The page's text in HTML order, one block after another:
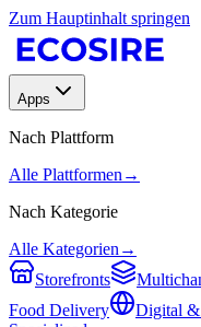
Zum Hauptinhalt springen
Apps
Nach Plattform
Alle Plattformen →
Nach Kategorie
Alle Kategorien →
Storefronts
Food Delivery
Digital &